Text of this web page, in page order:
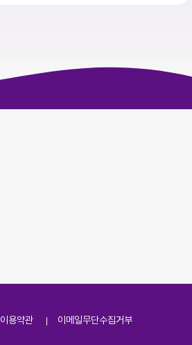
이용약관 이메일무단수집거부